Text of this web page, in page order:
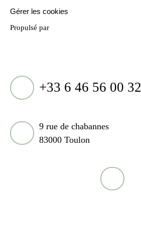
Gérer les cookies
Propulsé par
+33 6 46 56 00 32
9 rue de chabannes
83000 Toulon